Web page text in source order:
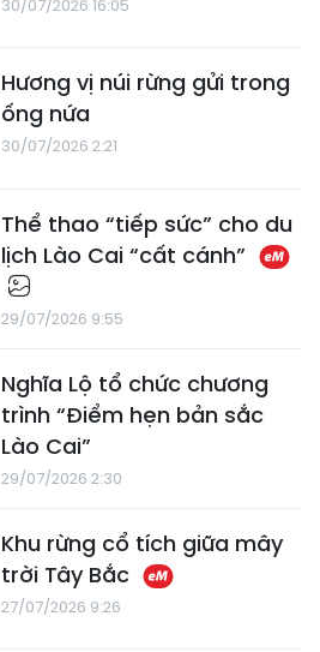
30/07/2026 16:05
Hương vị núi rừng gửi trong
ống nứa
30/07/2026 2:21
Thể thao “tiếp sức” cho du
lịch Lào Cai “cất cánh”
29/07/2026 9:55
Nghĩa Lộ tổ chức chương
trình “Điểm hẹn bản sắc
Lào Cai”
29/07/2026 2:30
Khu rừng cổ tích giữa mây
trời Tây Bắc
27/07/2026 9:26